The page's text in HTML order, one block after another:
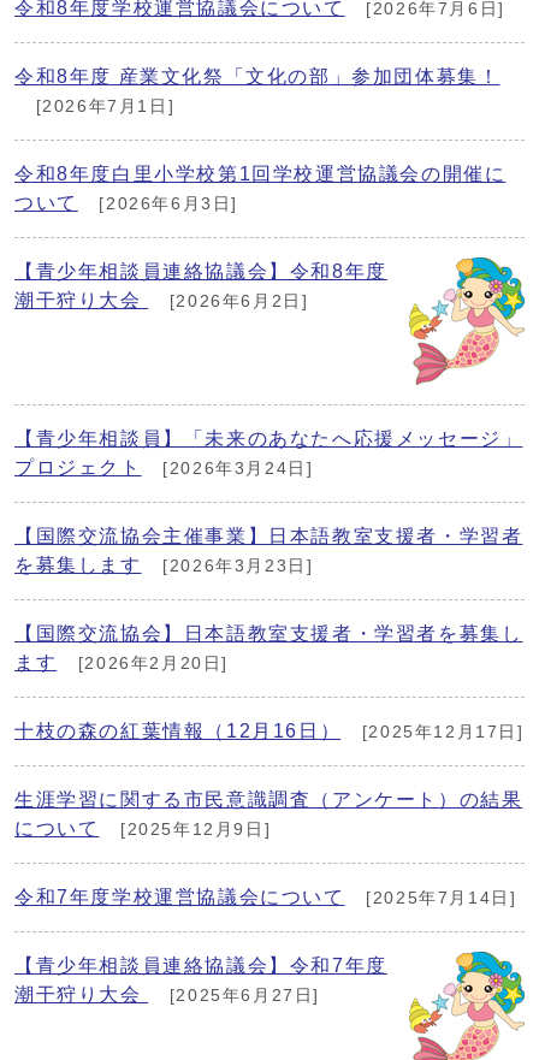
令和8年度学校運営協議会について [2026年7月6日]
令和8年度 産業文化祭「文化の部」参加団体募集！
[2026年7月1日]
令和8年度白里小学校第1回学校運営協議会の開催に
ついて
[2026年6月3日]
【青少年相談員連絡協議会】令和8年度
潮干狩り大会
[2026年6月2日]
【青少年相談員】「未来のあなたへ応援メッセージ」
プロジェクト
[2026年3月24日]
【国際交流協会主催事業】日本語教室支援者・学習者
を募集します
[2026年3月23日]
【国際交流協会】日本語教室支援者・学習者を募集し
ます
[2026年2月20日]
十枝の森の紅葉情報（12月16日） [2025年12月17日]
生涯学習に関する市民意識調査（アンケート）の結果
について
[2025年12月9日]
令和7年度学校運営協議会について [2025年7月14日]
【青少年相談員連絡協議会】令和7年度
潮干狩り大会
[2025年6月27日]